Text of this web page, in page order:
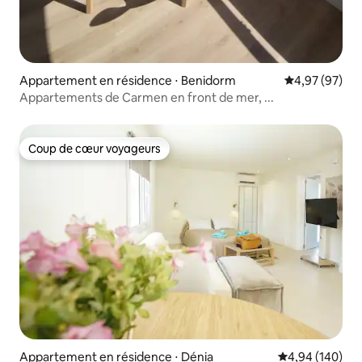
Appartement en résidence ⋅ Benidorm Évaluation
4,97 (97)
Appartements de Carmen en front de mer, ...
Coup de cœur voyageurs
Coup de cœur voyageurs
Appartement en résidence ⋅ Dénia Évaluation
4,94 (140)